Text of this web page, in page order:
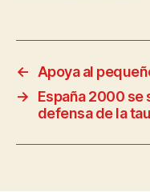
←
Apoya al
→
España 2000 se
defensa de la